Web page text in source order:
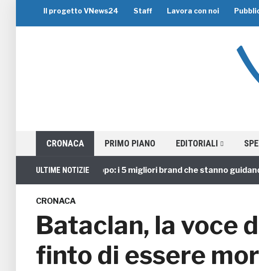
Il progetto VNews24 Staff Lavora con noi
CRONACA PRIMO PIANO EDITORIALI
ULTIME NOTIZIE
Viaggi di Gruppo: i 5 migliori brand che stanno guidando il
CRONACA
Bataclan, la voce
finto di essere